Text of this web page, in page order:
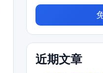
近期文章